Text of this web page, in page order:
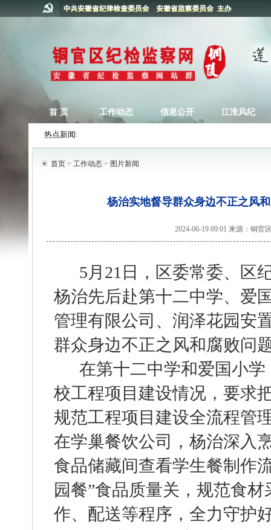
首 页 工作动态 信息公开 江淮风纪
热点新闻:
首页 > 工作动态 > 图片新闻
杨治实地督导群众身边不正之风
2024-06-19 09:01 来源：铜
5月21日，区委常委、区
杨治先后赴第十二中学、爱
管理有限公司、润泽花园安
群众身边不正之风和腐败问
在第十二中学和爱国小
校工程项目建设情况，要求
规范工程项目建设全流程管
在学巢餐饮公司，杨治深入
食品储藏间查看学生餐制作
园餐”食品质量关，规范食
作、配送等程序，全力守护